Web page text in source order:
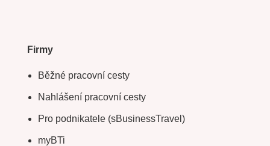
Firmy
Běžné pracovní cesty
Nahlášení pracovní cesty
Pro podnikatele (sBusinessTravel)
myBTi